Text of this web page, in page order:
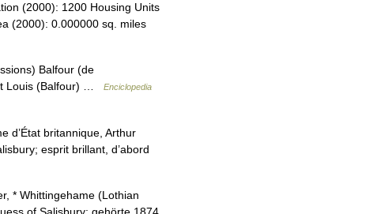
(2000): 1200 Housing Units
(2000): 0.000000 sq. miles
Balfour (de
Louis (Balfour) …
Enciclopedia
d’État britannique, Arthur
esprit brillant, d’abord
* Whittingehame (Lothian